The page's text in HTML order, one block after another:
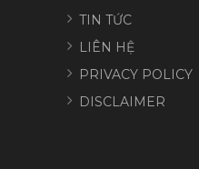
TIN TỨC
LIÊN HỆ
PRIVACY POLICY
DISCLAIMER